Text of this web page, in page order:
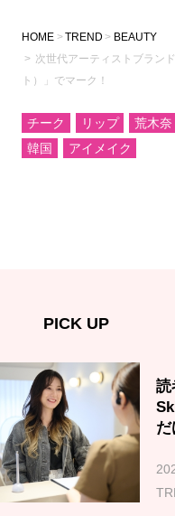
HOME TREND
BEAUTY
次世代アーティストブラン
ト）」でマーク！
チーク リップ 荒木奈
韓国
アイメイク
PICK UP
読